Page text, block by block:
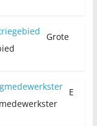
Grote
E